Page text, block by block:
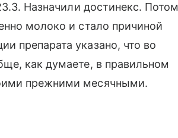
Назначили достинекс. Потом
молоко и стало причиной
препарата указано, что во
как думаете, в правильном
прежними месячными.